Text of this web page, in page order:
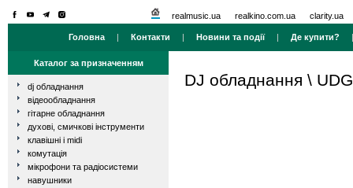
realmusic.ua realkino.com.ua clarity.ua
Головна | Контакти | Новини та події| Де купити?
Каталог за призначенням
dj обладнання
відеообладнання
гітарне обладнання
духові, смичкові інструменти
клавішні і midi
комутація
мікрофони та радіосистеми
навушники
DJ обладнання \ UDG